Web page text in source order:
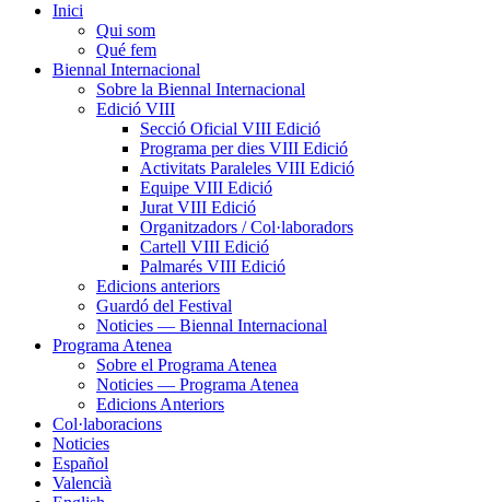
Inici
Qui som
Qué fem
Biennal Internacional
Sobre la Biennal Internacional
Edició VIII
Secció Oficial VIII Edició
Programa per dies VIII Edició
Activitats Paraleles VIII Edició
Equipe VIII Edició
Jurat VIII Edició
Organitzadors / Col·laboradors
Cartell VIII Edició
Palmarés VIII Edició
Edicions anteriors
Guardó del Festival
Noticies — Biennal Internacional
Programa Atenea
Sobre el Programa Atenea
Noticies — Programa Atenea
Edicions Anteriors
Col·laboracions
Noticies
Español
Valencià